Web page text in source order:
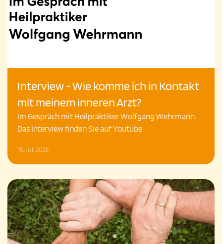
Interview - Wie komme ich in Kontakt
mit meinem inneren Arzt?
Im Gespräch mit Heilpraktiker Wolfgang Wehrmann.
Das Interview finden Sie auf Youtube.
15. Juli 2025